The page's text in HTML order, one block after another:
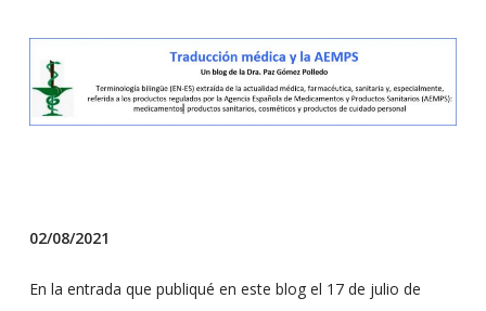
02/08/2021
En la entrada que publiqué en este blog el 17 de julio de